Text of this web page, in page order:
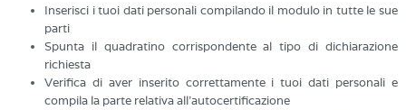
Inserisci i tuoi dati personali compilando il modulo in tutte le sue
parti
Spunta il quadratino corrispondente al tipo di dichiarazione
richiesta
Verifica di aver inserito correttamente i tuoi dati personali e
compila la parte relativa all’autocertificazione